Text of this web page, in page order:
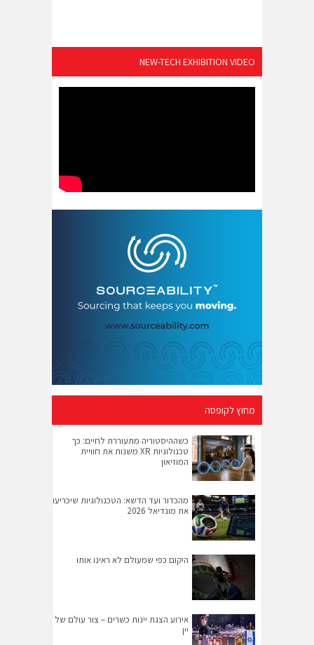
NEW-TECH EXHIBITION VIDEO
מחוץ לקופסה
כשההיסטוריה מתעוררת לחיים: כך
טכנולוגיות XR משנות את חוויית
המוזיאון
מהכדור ועד הדשא: הטכנולוגיות שיכריעו
את מונדיאל 2026
היקום כפי שמעולם לא ראינו אותו
אירוע הצגת יינות כשרים – צור עולם של
יין